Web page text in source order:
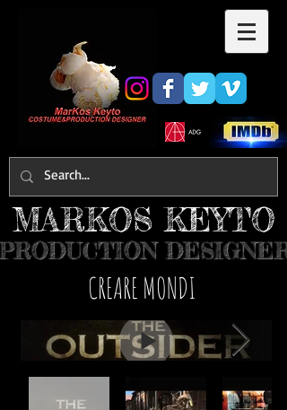
MARKOS KEYTO
DESIGNER
​CREARE MONDI